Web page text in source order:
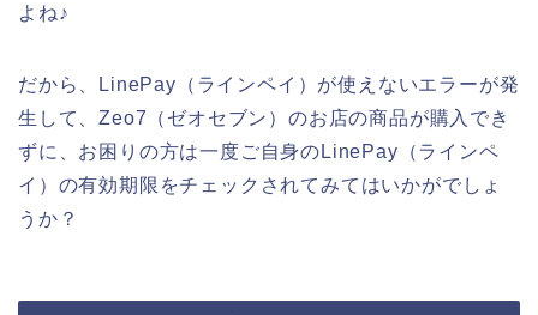
よね♪
だから、LinePay（ラインペイ）が使えないエラーが発
生して、Zeo7（ゼオセブン）のお店の商品が購入でき
ずに、お困りの方は一度ご自身のLinePay（ラインペ
イ）の有効期限をチェックされてみてはいかがでしょ
うか？